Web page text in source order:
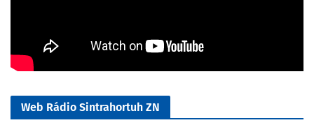
Web Rádio Sintrahortuh ZN